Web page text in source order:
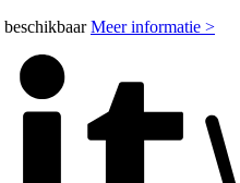
Meer informatie >